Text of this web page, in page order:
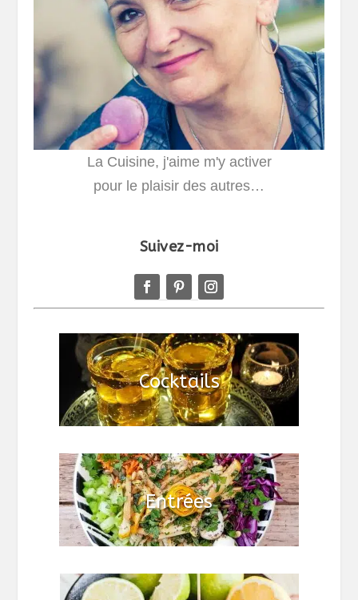
La Cuisine, j'aime m'y activer
pour le plaisir des autres…
Suivez-moi